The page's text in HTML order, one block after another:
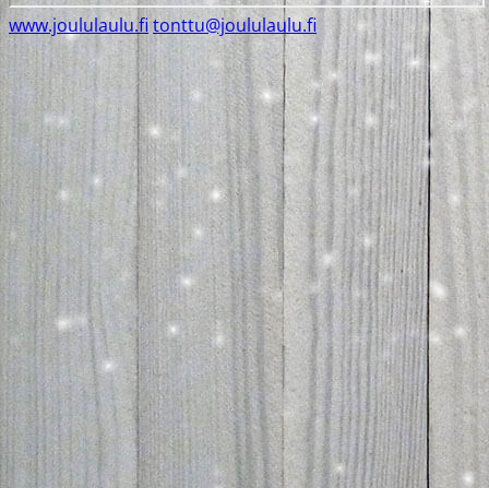
www.joululaulu.fitonttu@joululaulu.fi